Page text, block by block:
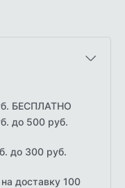
БЕСПЛАТНО
до 500 руб.
до 300 руб.
доставку 100